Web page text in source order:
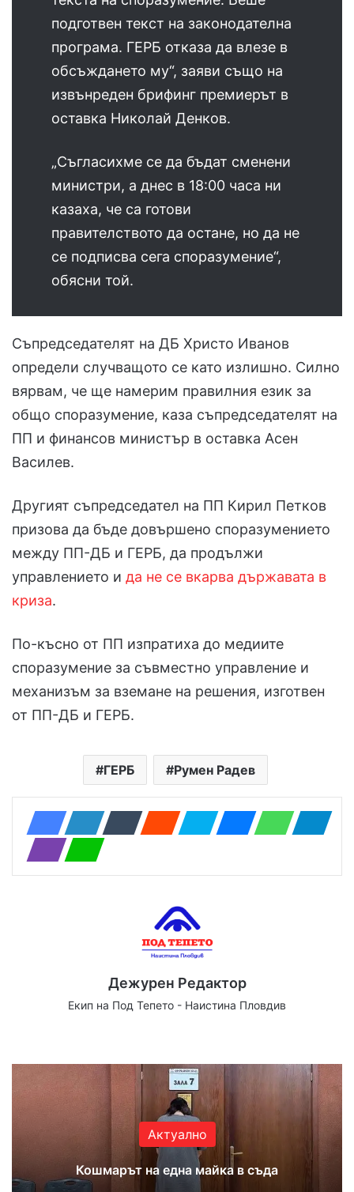
подготвен текст на законодателна
програма. ГЕРБ отказа да влезе в
обсъждането му“, заяви също на
извънреден брифинг премиерът в
оставка Николай Денков.
„Съгласихме се да бъдат сменени
министри, а днес в 18:00 часа ни
казаха, че са готови
правителството да остане, но да не
се подписва сега споразумение“,
обясни той.
Съпредседателят на ДБ Христо Иванов
определи случващото се като излишно. Силно
вярвам, че ще намерим правилния език за
общо споразумение, каза съпредседателят на
ПП и финансов министър в оставка Асен
Василев.
Другият съпредседател на ПП Кирил Петков
призова да бъде довършено споразумението
между ПП-ДБ и ГЕРБ, да продължи
управлението и да не се вкарва държавата в
криза.
По-късно от ПП изпратиха до медиите
споразумение за съвместно управление и
механизъм за вземане на решения, изготвен
от ПП-ДБ и ГЕРБ.
ГЕРБ Румен Радев
Дежурен Редактор
Екип на Под Тепето - Наистина Пловдив
Актуално
Кошмарът на една майка в съда